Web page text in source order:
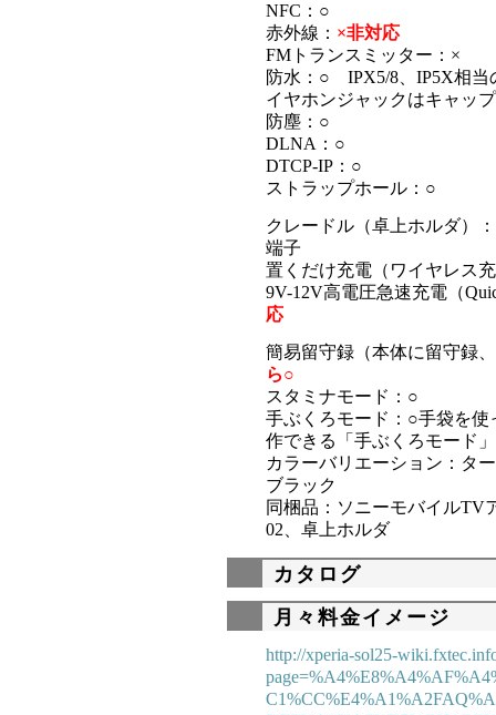
NFC：○
赤外線： ×非対応
FMトランスミッター：×
防水：○ IPX5/8、IP5X相当
イヤホンジャックはキャッ
防塵：○
DLNA：○
DTCP-IP：○
ストラップホール：○
クレードル（卓上ホルダ）
端子
置くだけ充電（ワイヤレス
9V-12V高電圧急速充電（
応
簡易留守録（本体に留守録
ら○
スタミナモード：○
手ぶくろモード：○手袋を使
作できる「手ぶくろモード
カラーバリエーション：タ
ブラック
同梱品：ソニーモバイルTV
02、卓上ホルダ
カタログ
月々料金イメージ
http://xperia-sol25-